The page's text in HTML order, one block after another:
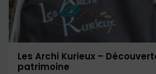
Les Archi Kurieux –
patrimoine